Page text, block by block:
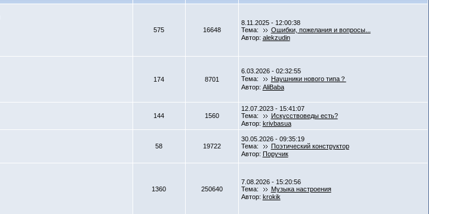
575 16648
8.11.2025 - 12:00:38
Тема:
Ошибки, пожелания и вопросы...
Автор: alekzudin
174 8701
6.03.2026 - 02:32:55
Тема:
Наушники нового типа？
Автор: AliBaba
144 1560
12.07.2023 - 15:41:07
Тема:
Искусствоведы есть?
Автор: krivbasua
58 19722
30.05.2026 - 09:35:19
Тема:
Поэтический конструктор
Автор: Поручик
1360 250640
7.08.2026 - 15:20:56
Тема:
Музыка настроения
Автор: krokik